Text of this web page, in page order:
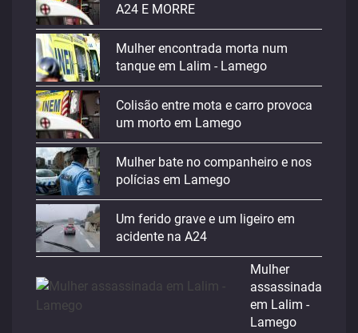
A24 E MORRE
Mulher encontrada morta num
tanque em Lalim - Lamego
Colisão entre mota e carro provoca
um morto em Lamego
Mulher bate no companheiro e nos
polícias em Lamego
Um ferido grave e um ligeiro em
acidente na A24
Mulher
assassinada
em Lalim -
Lamego